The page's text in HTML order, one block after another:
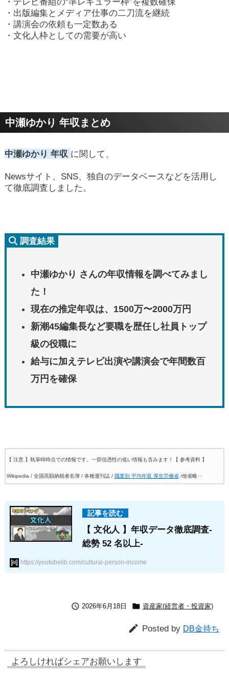
・出版編集とメディア仕事の二刀流を継続
・講演会の依頼も一定数ある
・文化人枠としての需要が高い
中瀬ゆかり 年収まとめ
中瀬ゆかり 年収 に関して、
Newsサイト、SNS、独自のデータベースなどを活用し
て徹底調査しました。
調査結果
中瀬ゆかり さんの年収情報を調べてみまし
た！
現在の推定年収は、1500万〜2000万円
新潮45編集長など要職を歴任し社員トップ
級の役職に
給与に加えテレビ出演や講演会で年間数百
万円を確保
【 注意 】執筆時時点での情報です。一部信憑性の低い情報も含みます！ 【 参考資料 】
Wikipedia / 全国高額納税者名簿 / 各種週刊誌 / 職業別 平均年収 厚生労働省/他省略‥
【 文化人 】年収データ徹底調査-
総勢 52 名以上-
https://youtubelib.com/cultural-person-income
 2026年6月18日  資産家(経営者・投資家)
 Posted by DB金持ち
よろしければシェアお願いします